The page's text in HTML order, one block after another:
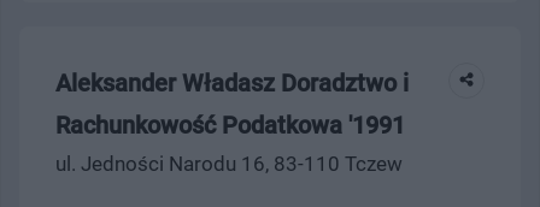
Aleksander Władasz Doradztwo i
Rachunkowość Podatkowa '1991
ul. Jedności Narodu 16, 83-110 Tczew